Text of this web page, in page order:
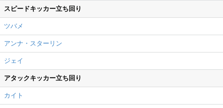
スピードキッカー立ち回り
ツバメ
アンナ・スターリン
ジェイ
アタックキッカー立ち回り
カイト